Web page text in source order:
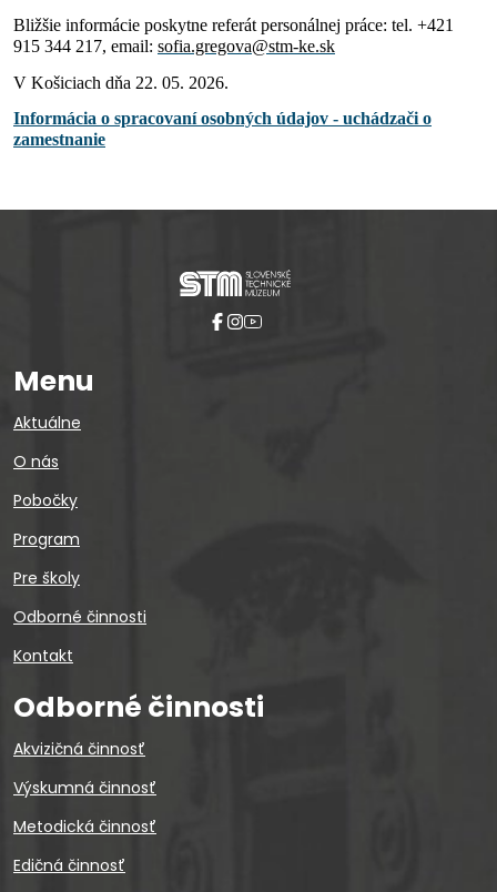
Bližšie informácie poskytne referát personálnej práce: tel. +421
915 344 217, email: sofia.gregova@stm-ke.sk
V Košiciach dňa 22. 05. 2026.
Informácia o spracovaní osobných údajov - uchádzači o
zamestnanie
Menu
Aktuálne
O nás
Pobočky
Program
Pre školy
Odborné činnosti
Kontakt
Odborné činnosti
Akvizičná činnosť
Výskumná činnosť
Metodická činnosť
Edičná činnosť